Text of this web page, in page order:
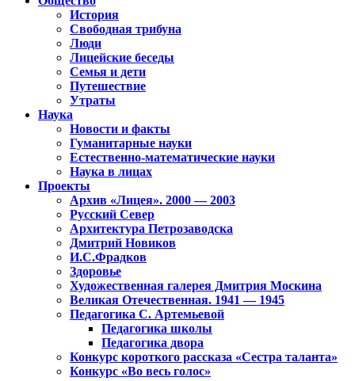
История
Свободная трибуна
Люди
Лицейские беседы
Семья и дети
Путешествие
Утраты
Наука
Новости и факты
Гуманитарные науки
Естественно-математические науки
Наука в лицах
Проекты
Архив «Лицея». 2000 — 2003
Русский Север
Архитектура Петрозаводска
Дмитрий Новиков
И.С.Фрадков
Здоровье
Художественная галерея Дмитрия Москина
Великая Отечественная. 1941 — 1945
Педагогика С. Артемьевой
Педагогика школы
Педагогика двора
Конкурс короткого рассказа «Сестра таланта»
Конкурс «Во весь голос»